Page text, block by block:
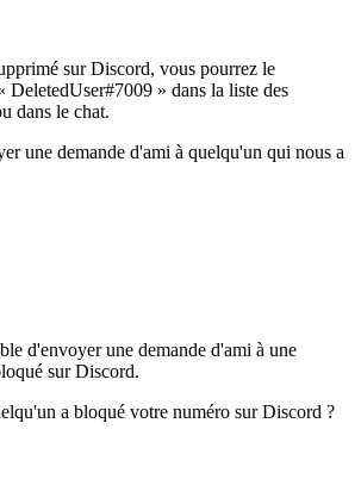
sur Discord, vous pourrez le
DeletedUser#7009 » dans la liste des
dans le chat.
une demande d'ami à quelqu'un qui nous a
d'envoyer une demande d'ami à une
sur Discord.
a bloqué votre numéro sur Discord ?